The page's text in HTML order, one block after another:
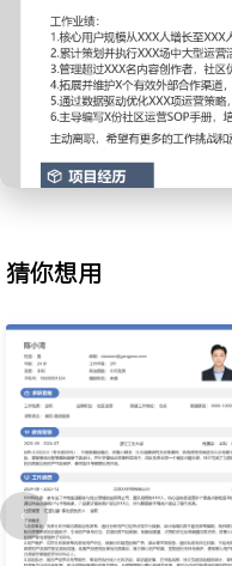
2.活动策划：为提升用户
产品与设计资源，确定活
多渠道进行推广；单场活
3.内容管理：负责社区
容创作者引入与激励机制
上分享会，社区月均优质
为社区带来XXX名新增注册
长、活跃、留存及内容消
配，推动XXX项功能或流程
6.团队协作：负责实习生
划、用户沟通等关键环节
队整体任务处理效率提升
工作业绩：
1.核心用户规模从XXX人
猜你想用